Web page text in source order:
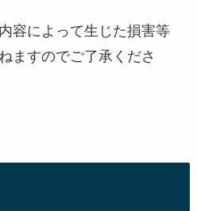
容によって生じた損害等
ますのでご了承くださ